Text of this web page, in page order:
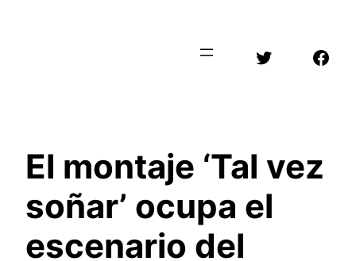
Twitter
El montaje ‘Tal vez
soñar’ ocupa el
escenario del